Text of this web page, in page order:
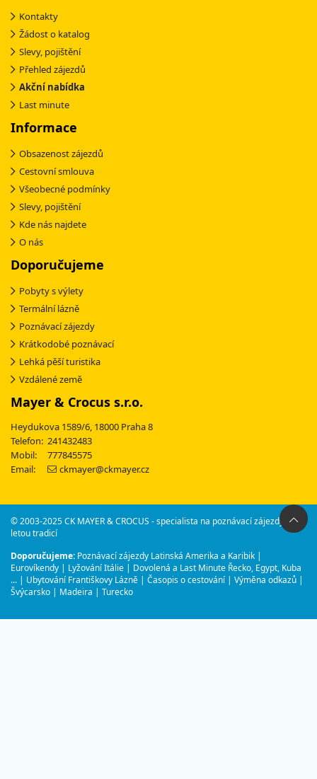
Kontakty
Žádost o katalog
Slevy, pojištění
Přehled zájezdů
Akční nabídka
Last minute
Informace
Obsazenost zájezdů
Cestovní smlouva
Všeobecné podmínky
Slevy, pojištění
Kde nás najdete
O nás
Doporučujeme
Pobyty s výlety
Termální lázně
Poznávací zájezdy
Krátkodobé poznávací
Lehká pěší turistika
Vzdálené země
Mayer & Crocus s.r.o.
Heydukova 1589/6, 18000 Praha 8
Telefon: 241432483
Mobil: 777845575
Email:
ckmayer@ckmayer.cz
© 2003-2025 CK MAYER & CROCUS - specialista na poznávací zájezdy s 30-
letou tradicí
Doporučujeme: Poznávací zájezdy Latinská Amerika a Karibik
Eurovíkendy
Lyžování Itálie
Dovolená a Last Minute Řecko, Egypt, Kuba
...
Ubytování Františkovy Lázně Časopis o cestování Výměna odkazů
Švýcarsko
Madeira Turecko